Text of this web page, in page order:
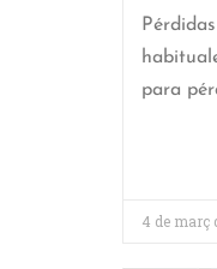
para
4 de març